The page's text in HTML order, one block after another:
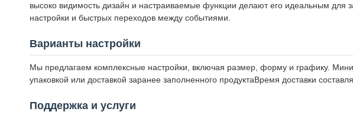
высоко видимость дизайн и настраиваемые функции делают его идеальным для
настройки и быстрых переходов между событиями.
Варианты настройки
Мы предлагаем комплексные настройки, включая размер, форму и графику.
упаковкой или доставкой заранее заполненного продуктаВремя доставки
Поддержка и услуги